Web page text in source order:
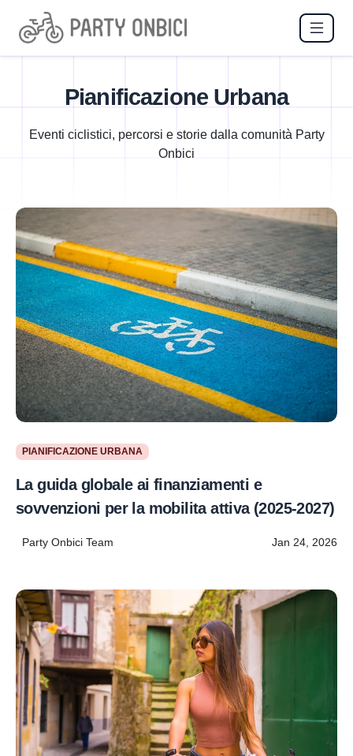
Pianificazione Urbana
Eventi ciclistici, percorsi e storie dalla comunità Party
Onbici
PIANIFICAZIONE URBANA
La guida globale ai finanziamenti e
sovvenzioni per la mobilita attiva (2025-2027)
Party Onbici Team Jan 24, 2026